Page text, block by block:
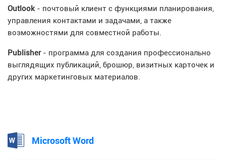
Outlook- почтовый клиент с функциями планирования,
управления контактами и задачами, а также
возможностями для совместной работы.
Publisher- программа для создания профессионально
выглядящих публикаций, брошюр, визитных карточек и
других маркетинговых материалов.
Microsoft Word